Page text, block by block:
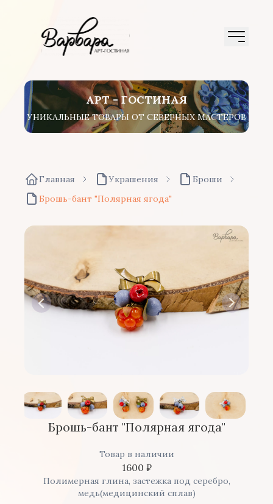
АРТ - ГОСТИНАЯ
УНИКАЛЬНЫЕ ТОВАРЫ ОТ СЕВЕРНЫХ МАСТЕРОВ
Главная Украшения
Броши
Брошь-бант "Полярная ягода"
Брошь-бант "Полярная ягода"
Товар в наличии
1600 ₽
Полимерная глина, застежка под серебро,
медь(медицинский сплав)